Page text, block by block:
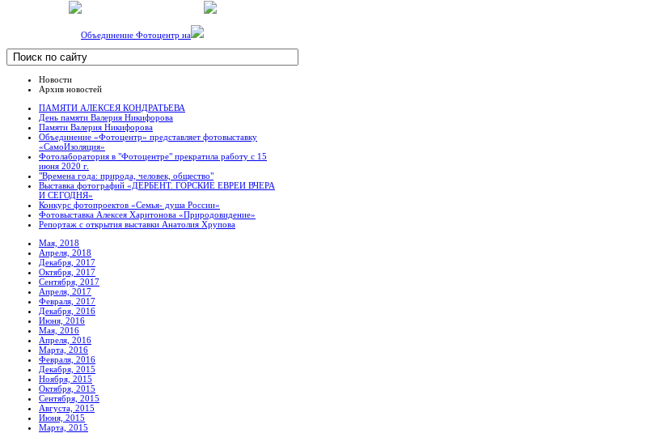
Объединение Фотоцентр на
Новости
Архив новостей
ПАМЯТИ АЛЕКСЕЯ КОНДРАТЬЕВА
День памяти Валерия Никифорова
Памяти Валерия Никифорова
Объединение «Фотоцентр» представляет фотовыставку
«СамоИзоляция»
Фотолаборатория в "Фотоцентре" прекратила работу с 15
июня 2020 г.
"Времена года: природа, человек, общество"
Выставка фотографий «ДЕРБЕНТ. ГОРСКИЕ ЕВРЕИ ВЧЕРА
И СЕГОДНЯ»
Конкурс фотопроектов «Семья- душа России»
Фотовыставка Алексея Харитонова «Природовидение»
Репортаж с открытия выставки Анатолия Хрупова
Мая, 2018
Апреля, 2018
Декабря, 2017
Октября, 2017
Сентября, 2017
Апреля, 2017
Февраля, 2017
Декабря, 2016
Июня, 2016
Мая, 2016
Апреля, 2016
Марта, 2016
Февраля, 2016
Декабря, 2015
Ноября, 2015
Октября, 2015
Сентября, 2015
Августа, 2015
Июня, 2015
Марта, 2015